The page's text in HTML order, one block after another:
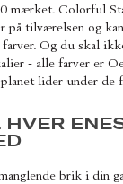
mærket. Colorful
tilværelsen og
Og du skal
- alle farver er
lider under de
brik i din